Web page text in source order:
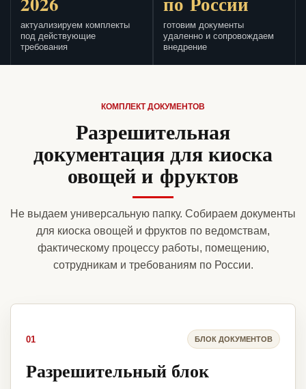
актуализируем комплекты
под действующие
требования
готовим документы
удаленно и сопровождаем
внедрение
КОМПЛЕКТ ДОКУМЕНТОВ
Разрешительная
документация для киоска
овощей и фруктов
Не выдаем универсальную папку. Собираем документы
для киоска овощей и фруктов по ведомствам,
фактическому процессу работы, помещению,
сотрудникам и требованиям по России.
01 БЛОК ДОКУМЕНТОВ
Разрешительный блок